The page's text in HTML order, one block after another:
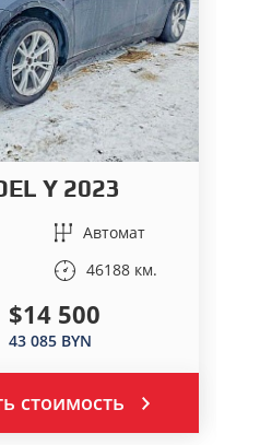
Y 2023
Автомат
46188 км.
$14 500
43 085 BYN
стоимость